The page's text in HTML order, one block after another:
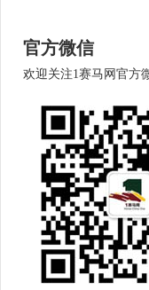
官方微信
欢迎关注1赛马网官方